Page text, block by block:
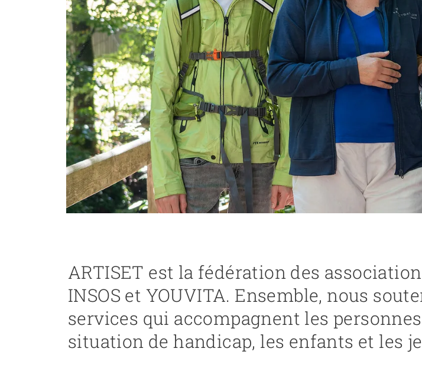
Renforcer l’autodétermination
Aborder les questions de santé
Protéger l'intégrité
Accompagner en cas de démence
Promouvoir la santé mentale
ARTISET est la fédération des
INSOS et YOUVITA. Ensemble, nous
services qui accompagnent les
situation de handicap, les enfants et les